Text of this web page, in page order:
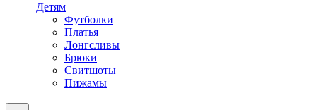
Детям
Футболки
Платья
Лонгсливы
Брюки
Свитшоты
Пижамы